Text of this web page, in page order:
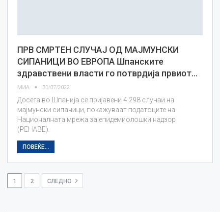
ПРВ СМРТЕН СЛУЧАЈ ОД МАЈМУНСКИ
СИПАНИЦИ ВО ЕВРОПА Шпанските
здравствени власти го потврдија првиот…
МИА 30/07/2022
Досега во Шпанија се пријавени 4.298 случаи на
мајмунски сипаници, покажуваат податоците на
Националната мрежа за епидемиолошки надзор
(РЕНАВЕ).
ПОВЕЌЕ...
1 2 СЛЕДНО